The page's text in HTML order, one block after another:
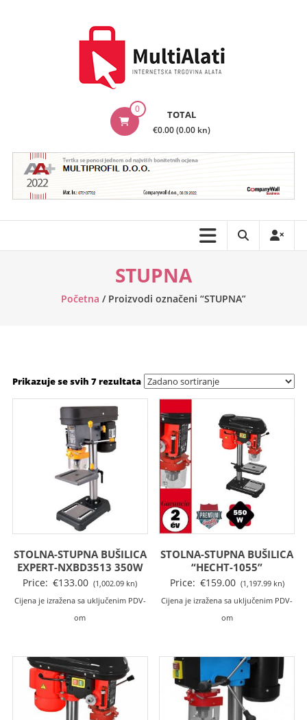
Internetska
trgovina
alata
0 TOTAL
€0.00 (0.00 kn)
STUPNA
Početna / Proizvodi označeni “STUPNA”
Prikazuje se svih 7 rezultata
STOLNA-STUPNA BUŠILICA
EXPERT-NXBD3513 350W
Price: €133.00 (1,002.09 kn)
Cijena je izražena sa uključenim PDV-
om
STOLNA-STUPNA BUŠILICA
“HECHT-1055”
Price: €159.00 (1,197.99 kn)
Cijena je izražena sa uključenim PDV-
om